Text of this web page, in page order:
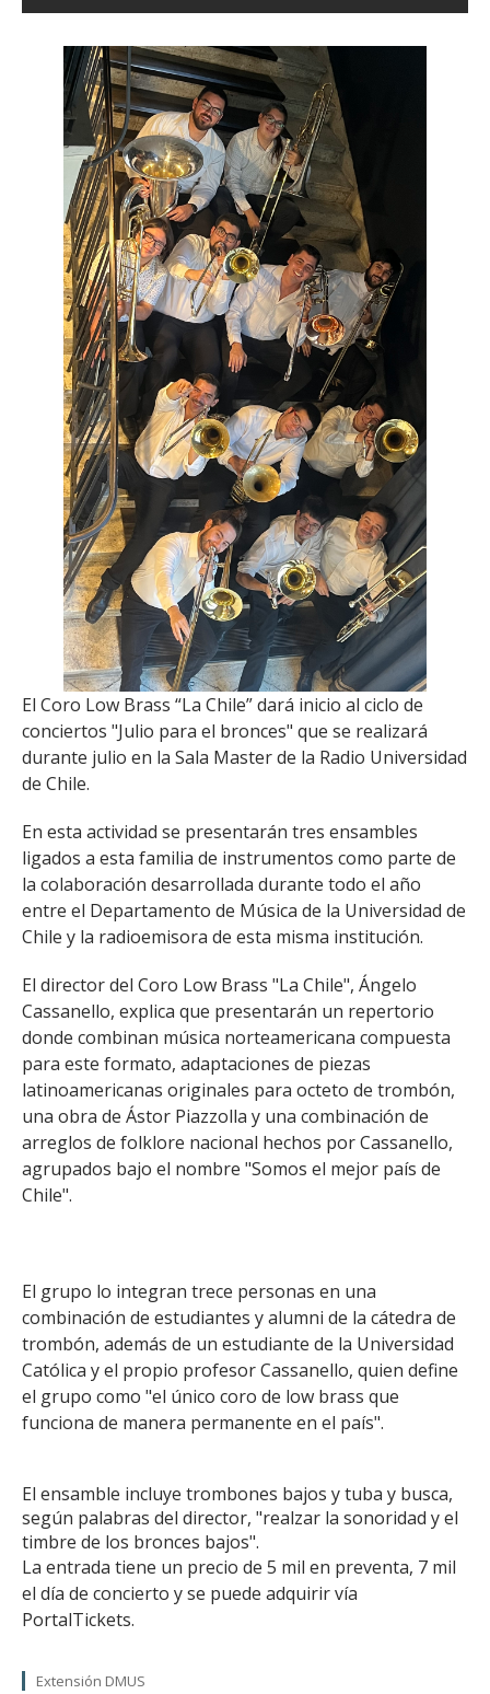
El Coro Low Brass “La Chile” dará inicio al ciclo de
conciertos "Julio para el bronces" que se realizará
durante julio en la Sala Master de la Radio Universidad
de Chile.
En esta actividad se presentarán tres ensambles
ligados a esta familia de instrumentos como parte de
la colaboración desarrollada durante todo el año
entre el Departamento de Música de la Universidad de
Chile y la radioemisora de esta misma institución.
El director del Coro Low Brass "La Chile", Ángelo
Cassanello, explica que presentarán un repertorio
donde combinan música norteamericana compuesta
para este formato, adaptaciones de piezas
latinoamericanas originales para octeto de trombón,
una obra de Ástor Piazzolla y una combinación de
arreglos de folklore nacional hechos por Cassanello,
agrupados bajo el nombre "Somos el mejor país de
Chile".
El grupo lo integran trece personas en una
combinación de estudiantes y alumni de la cátedra de
trombón, además de un estudiante de la Universidad
Católica y el propio profesor Cassanello, quien define
el grupo como "el único coro de low brass que
funciona de manera permanente en el país".
El ensamble incluye trombones bajos y tuba y busca,
según palabras del director, "realzar la sonoridad y el
timbre de los bronces bajos".
La entrada tiene un precio de 5 mil en preventa, 7 mil
el día de concierto y se puede adquirir vía
PortalTickets.
Extensión DMUS